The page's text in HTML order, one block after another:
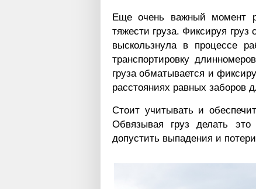
Еще очень важный момент
тяжести груза. Фиксируя
выскользнула в процессе
транспортировку
груза обматывается и
расстояниях равных заборов
Стоит учитывать и
Обвязывая груз делать
допустить выпадения и